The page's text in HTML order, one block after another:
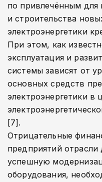
по привлечённым для
и строительства
электроэнергетики
При этом, как
эксплуатация и
системы зависят от
основных средств
электроэнергетики в
[7].
Отрицательные
предприятий
успешную
оборудования,